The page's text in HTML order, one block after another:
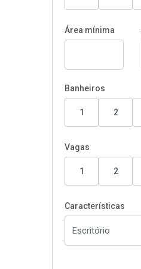
Área mínima
Banheiros
1 2
Vagas
1 2
Características